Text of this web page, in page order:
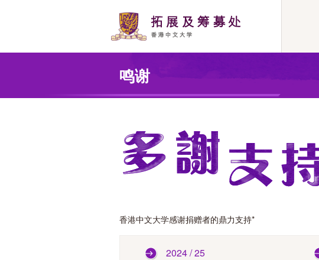
main
content
鸣谢
香港中文大学感谢捐赠者的鼎力支持*
2024 / 25